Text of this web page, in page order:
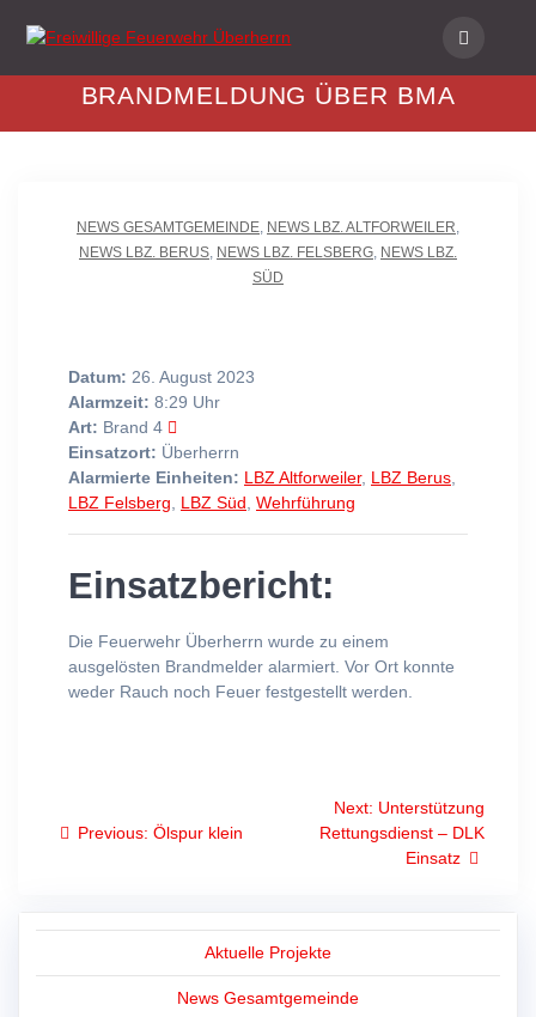
to
BRANDMELDUNG ÜBER BMA
NEWS GESAMTGEMEINDE, NEWS LBZ. ALTFORWEILER,
NEWS LBZ. BERUS, NEWS LBZ. FELSBERG, NEWS LBZ.
SÜD
Datum: 26. August 2023
Alarmzeit: 8:29 Uhr
Art: Brand 4
Einsatzort: Überherrn
Alarmierte Einheiten: LBZ Altforweiler, LBZ Berus
LBZ Felsberg
LBZ Süd Wehrführung
Einsatzbericht:
Die Feuerwehr Überherrn wurde zu einem
ausgelösten Brandmelder alarmiert. Vor Ort konnte
weder Rauch noch Feuer festgestellt werden.
Beitragsnavigation
Previous: Previous
Ölspur klein
Next: Next
post:
Unterstützung
Rettungsdienst – DLK
Einsatz
Aktuelle Projekte
News Gesamtgemeinde